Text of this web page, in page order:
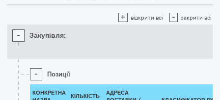
+ відкрити всі - закрити всі
- Закупівля:
- Позиції
КОНКРЕТНА
КІЛЬКІСТЬ
АДРЕСА